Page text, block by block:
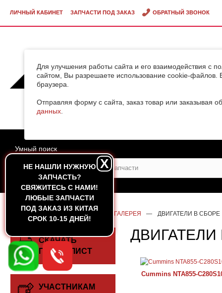
Notice: Undefined variable: start in/var/www/motor/data/www/motor-55.ru/
Для улучшения работы сайта и его взаимодействия с
сайтом, Вы разрешаете использование cookie-файлов.
браузера.
Отправляя форму с сайта, заказ товар или заказывая
данных
ЛИЧНЫЙ КАБИНЕТ ЗАПЧАСТИ ПОД ЗАКАЗ ОБРАТНЫЙ ЗВОНОК
КАТАЛОГ
ДОСТАВКА
НЕ НАШЛИ НУЖНУЮ
ЗАПЧАСТЬ?
CВЯЖИТЕСЬ С НАМИ!
ЛЮБЫЕ ЗАПЧАСТИ
ПОД ЗАКАЗ ИЗ КИТАЯ
СРОК 10-15 ДНЕЙ!
X
Умный поиск
ГЛАВНАЯ ФОТОГАЛЕРЕЯ — ДВИГАТЕЛИ В СБОРЕ
СКАЧАТЬ
ПРАЙС-ЛИСТ
УЧАСТНИКАМ
Cummins NTA855-